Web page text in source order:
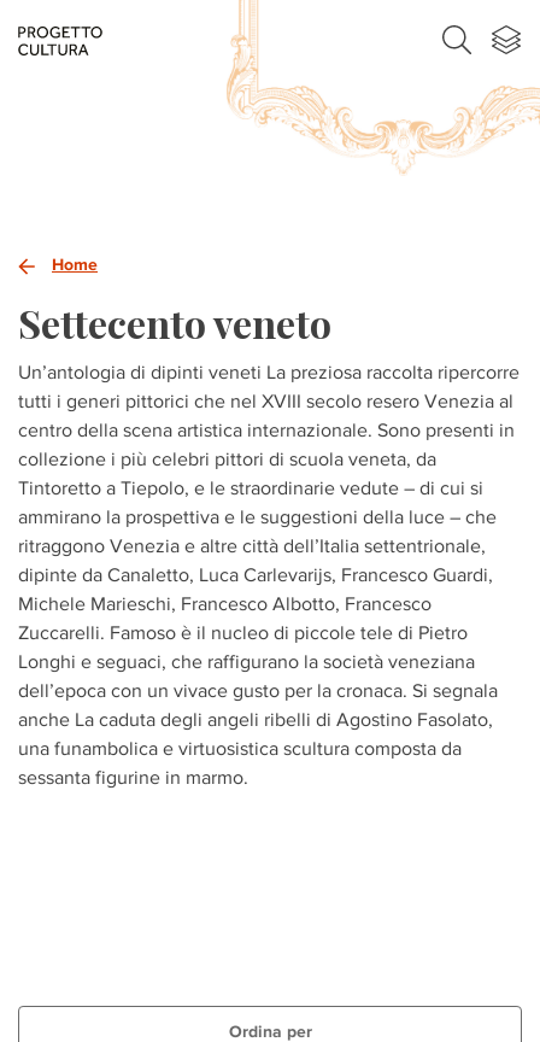
Home
Settecento veneto
Un’antologia di dipinti veneti La preziosa raccolta ripercorre
tutti i generi pittorici che nel XVIII secolo resero Venezia al
centro della scena artistica internazionale. Sono presenti in
collezione i più celebri pittori di scuola veneta, da
Tintoretto a Tiepolo, e le straordinarie vedute – di cui si
ammirano la prospettiva e le suggestioni della luce – che
ritraggono Venezia e altre città dell’Italia settentrionale,
dipinte da Canaletto, Luca Carlevarijs, Francesco Guardi,
Michele Marieschi, Francesco Albotto, Francesco
Zuccarelli. Famoso è il nucleo di piccole tele di Pietro
Longhi e seguaci, che raffigurano la società veneziana
dell’epoca con un vivace gusto per la cronaca. Si segnala
anche La caduta degli angeli ribelli di Agostino Fasolato,
una funambolica e virtuosistica scultura composta da
sessanta figurine in marmo.
Ordina per